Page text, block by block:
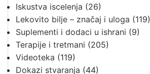
Iskustva iscelenja (26)
Lekovito bilje – značaj i uloga (119)
Suplementi i dodaci u ishrani (9)
Terapije i tretmani (205)
Videoteka (119)
Dokazi stvaranja (44)